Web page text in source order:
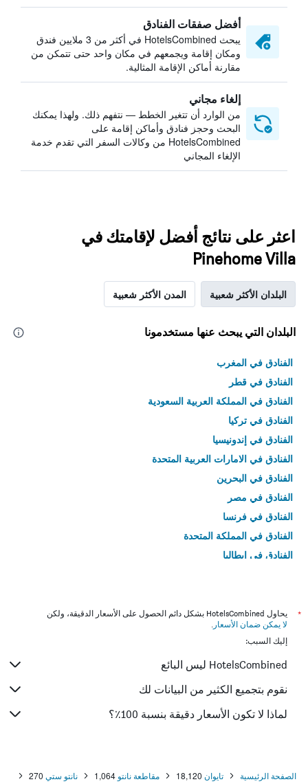
أفضل صفقات الفنادق
يبحث HotelsCombined في أكثر من 3 ملايين فندق
ومكان إقامة ويجمعهم في مكان واحد حتى تتمكن من
مقارنة أماكن الإقامة المثالية.
إلغاء مجاني
من الوارد أن تتغير الخطط — نتفهم ذلك. ولهذا يمكنك
البحث وحجز فنادق وأماكن إقامة على
HotelsCombined من وكالات السفر التي تقدم خدمة
الإلغاء المجاني
اعثر على نتائج أفضل لإقامتك في
Pinehome Villa
البلدان الأكثر شعبية المدن الأكثر شعبية
البلدان التي يبحث عنها مستخدمونا
الفنادق في المغرب
الفنادق في قطر
الفنادق في المملكة العربية السعودية
الفنادق في تركيا
الفنادق في إندونيسيا
الفنادق في الامارات العربية المتحدة
الفنادق في البحرين
الفنادق في مصر
الفنادق في فرنسا
الفنادق في المملكة المتحدة
الفنادق في إيطاليا
*
يحاول HotelsCombined بشكل دائم الحصول على الأسعار الدقيقة، ولكن
لا يمكن ضمان الأسعار .
إليك السبب:
HotelsCombined ليس البائع
نقوم بتجميع الكثير من البيانات لك
لماذا لا تكون الأسعار دقيقة بنسبة 100٪؟
الصفحة الرئيسية تايوان 18,120 مقاطعة نانتو 1,064 نانتو ستي 270